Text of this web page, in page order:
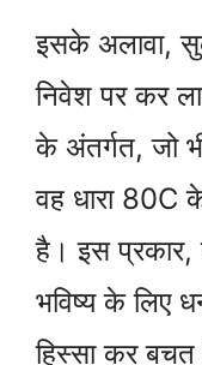
इसके अलावा,
निवेश पर कर
के अंतर्गत, जो
वह धारा 80C
है। इस
भविष्य के लिए
हिस्सा कर